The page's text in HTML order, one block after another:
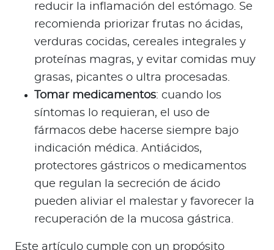
reducir la inflamación del estómago. Se
recomienda priorizar frutas no ácidas,
verduras cocidas, cereales integrales y
proteínas magras, y evitar comidas muy
grasas, picantes o ultra procesadas.
Tomar medicamentos: cuando los
síntomas lo requieran, el uso de
fármacos debe hacerse siempre bajo
indicación médica. Antiácidos,
protectores gástricos o medicamentos
que regulan la secreción de ácido
pueden aliviar el malestar y favorecer la
recuperación de la mucosa gástrica.
Este artículo cumple con un propósito